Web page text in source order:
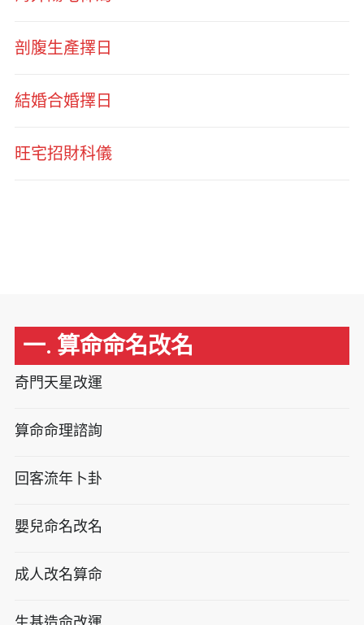
剖腹生產擇日
結婚合婚擇日
旺宅招財科儀
一. 算命命名改名
奇門天星改運
算命命理諮詢
回客流年卜卦
嬰兒命名改名
成人改名算命